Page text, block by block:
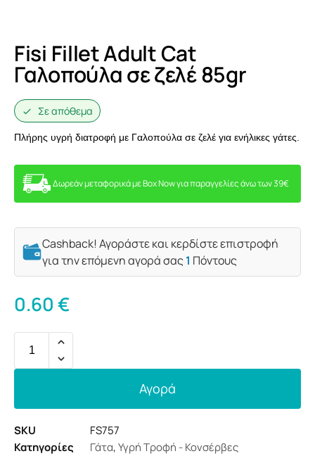
Fisi Fillet Adult Cat
Γαλοπούλα σε ζελέ 85gr
Σε απόθεμα
Πλήρης υγρή διατροφή με Γαλοπούλα σε ζελέ για ενήλικες γάτες.
Δωρεάν μεταφορικά με Box Now για παραγγελίες άνω των 39€
Cashback! Αγοράστε και κερδίστε επιστροφή
για την επόμενη αγορά σας1 Πόντους
0.60€
Αγορά
SKU
FS757
Κατηγορίες
Γάτα,Υγρή Τροφή - Κονσέρβες